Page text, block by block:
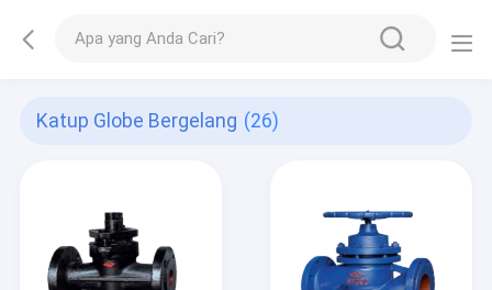
Katup Globe Bergelang (26)